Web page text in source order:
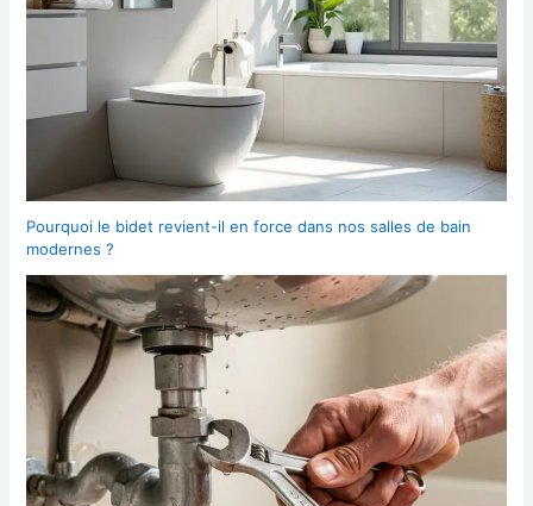
Pourquoi le bidet revient-il en force dans nos salles de bain
modernes ?